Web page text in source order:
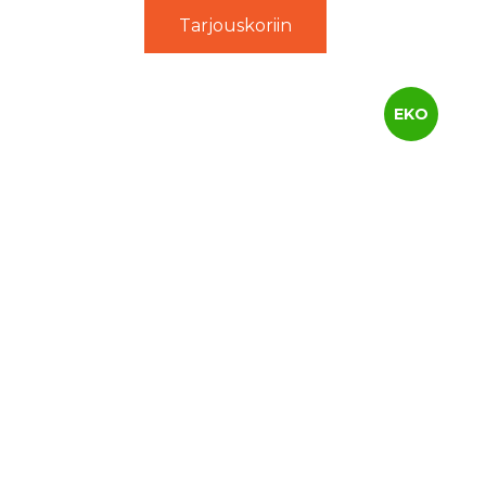
Tarjouskoriin
EKO